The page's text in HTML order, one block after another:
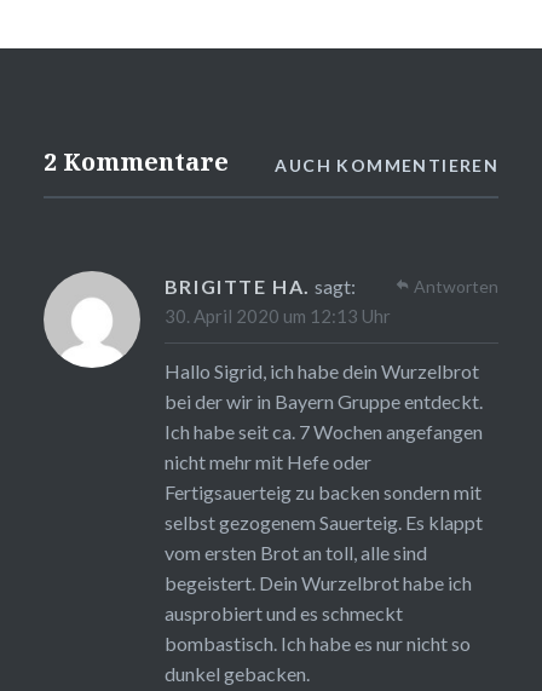
2 Kommentare AUCH KOMMENTIEREN
BRIGITTE HA. sagt:
30. April 2020 um 12:13 Uhr
Hallo Sigrid, ich habe dein Wurzelbrot
bei der wir in Bayern Gruppe entdeckt.
Ich habe seit ca. 7 Wochen angefangen
nicht mehr mit Hefe oder
Fertigsauerteig zu backen sondern mit
selbst gezogenem Sauerteig. Es klappt
vom ersten Brot an toll, alle sind
begeistert. Dein Wurzelbrot habe ich
ausprobiert und es schmeckt
bombastisch. Ich habe es nur nicht so
dunkel gebacken.
Antworten